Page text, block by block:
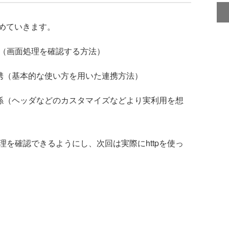
いきます。
面処理を確認する方法）
基本的な使い方を用いた連携方法）
ヘッダなどのカスタマイズなどより実利用を想
確認できるようにし、次回は実際にhttpを使っ